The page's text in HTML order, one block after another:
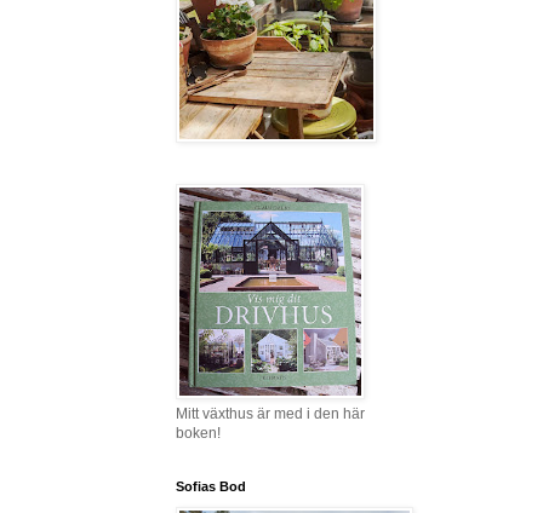
Mitt växthus är med i den här
boken!
Sofias Bod